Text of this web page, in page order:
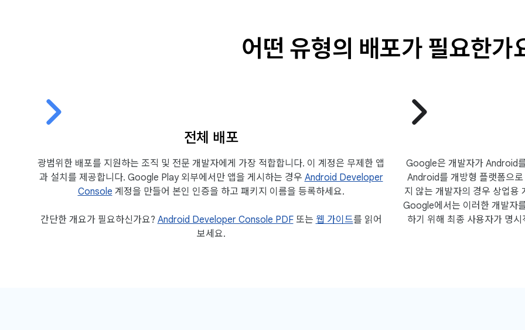
어떤 유형의 배포가 필요한가
전체 배포
광범위한 배포를 지원하는 조직 및 전문 개발자에게 가장 적합합니다. 이 계정은 무제한 앱
과 설치를 제공합니다. Google Play 외부에서만 앱을 게시하는 경우 Android Developer
Console 계정을 만들어 본인 인증을 하고 패키지 이름을 등록하세요.
간단한 개요가 필요하신가요? Android Developer Console PDF또는 웹 가이드를 읽어
보세요.
Google은 개발자가 Android
Android를 개방형 플랫폼으
지 않는 개발자의 경우 상업용
Google에서는 이러한 개발자
하기 위해 최종 사용자가 명